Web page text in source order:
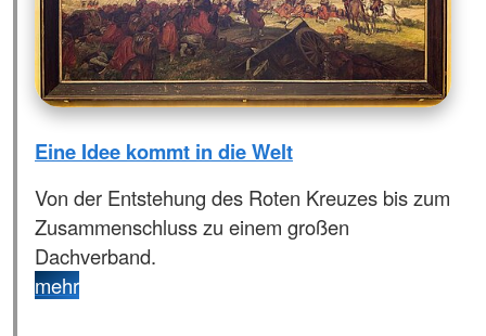
Eine Idee kommt in die Welt
Von der Entstehung des Roten Kreuzes bis zum
Zusammenschluss zu einem großen
Dachverband.
mehr